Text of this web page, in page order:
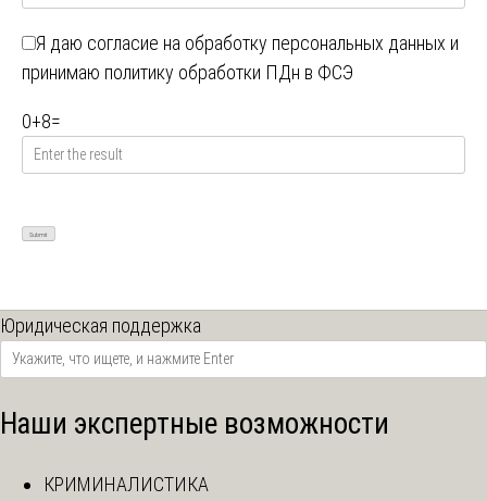
Я даю согласие на обработку персональных данных и
принимаю политику обработки ПДн в ФСЭ
0+8=
Юридическая поддержка
Наши экспертные возможности
КРИМИНАЛИСТИКА